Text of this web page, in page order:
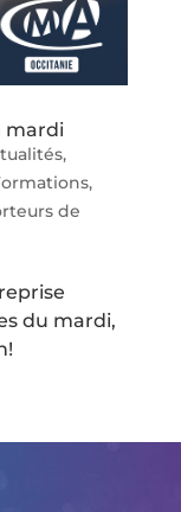
mardi
,
,
de
du mardi,